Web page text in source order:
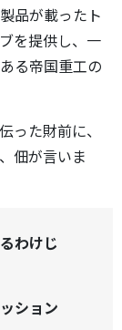
品が載ったト
を提供し、一
る帝国重工の
った財前に、
佃が言いま
わけじ
ション